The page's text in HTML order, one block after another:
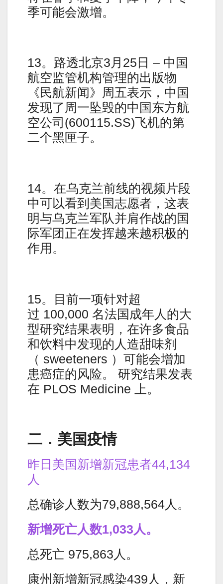
季可能会激增。
13。路透北京3月25日 – 中国
航空监管机构管理的出版物
《民航新闻》周五表示，中国
发现了周一坠毁的中国东方航
空公司(600115.SS)飞机的第
二个黑匣子。
14。在乌克兰前线的视频片段
中可以看到美国志愿者，这表
明与乌克兰军队并肩作战的国
际军团正在发挥越来越积极的
作用。
15。目前一项针对超
过 100,000 名法国成年人的大
型研究结果表明，在许多食品
和饮料中发现的人造甜味剂
（ sweeteners ）可能会增加
患癌症的风险。 研究结果发表
在 PLOS Medicine 上。
二．美国疫情
昨日美国新增新冠患者44,134
人
总确诊人数为79,888,564人。
新增死亡人数1,033人。
总死亡 975,863人。
康州新增新冠感染439人，新